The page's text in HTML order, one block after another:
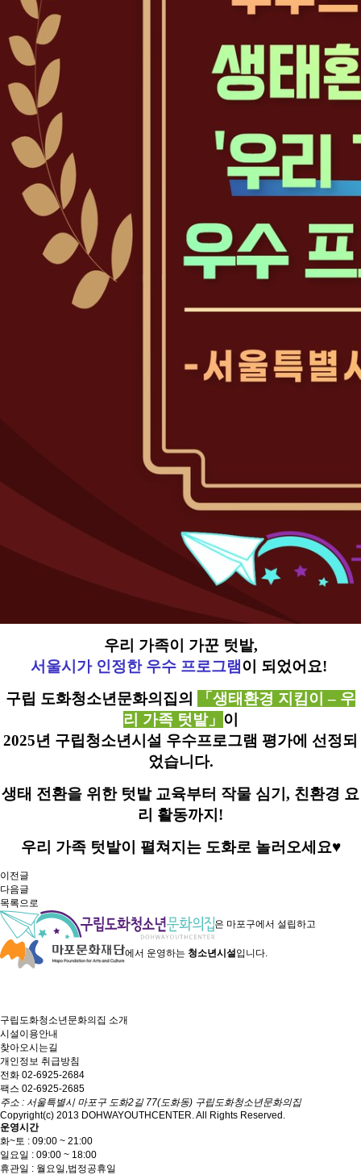
우리 가족이 가꾼 텃밭,
서울시가 인정한 우수 프로그램 이 되었어요!
구립 도화청소년문화의집의
「생태환경 지킴이 – 우
리 가족 텃밭」 이
2025년 구립청소년시설 우수프로그램 평가에 선정되
었습니다.
생태 전환을 위한 텃밭 교육부터 작물 심기, 친환경 요
리 활동까지!
우리 가족 텃밭이 펼쳐지는 도화로 놀러오세요♥
이전글
다음글
목록으로
은 마포구에서 설립하고
에서 운영하는 청소년시설입니다.
구립도화청소년문화의집 소개
시설이용안내
찾아오시는길
개인정보 취급방침
전화 02-6925-2684
팩스 02-6925-2685
주소 : 서울특별시 마포구 도화2길 77(도화동) 구립도화청소년문화의집
Copyright(c) 2013 DOHWAYOUTHCENTER. All Rights Reserved.
운영시간
화~토 : 09:00 ~ 21:00
일요일 : 09:00 ~ 18:00
휴관일 : 월요일,법정공휴일